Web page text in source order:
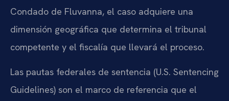
Condado de Fluvanna, el caso adquiere una
dimensión geográfica que determina el tribunal
competente y el fiscalía que llevará el proceso.
Las pautas federales de sentencia (U.S. Sentencing
Guidelines) son el marco de referencia que el